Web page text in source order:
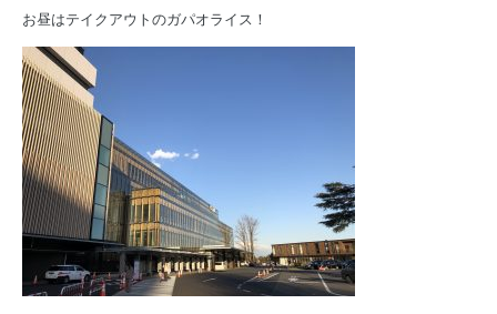
お昼はテイクアウトのガパオライス！